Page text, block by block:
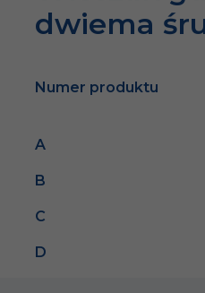
dwiema
Numer produktu
A
B
C
D